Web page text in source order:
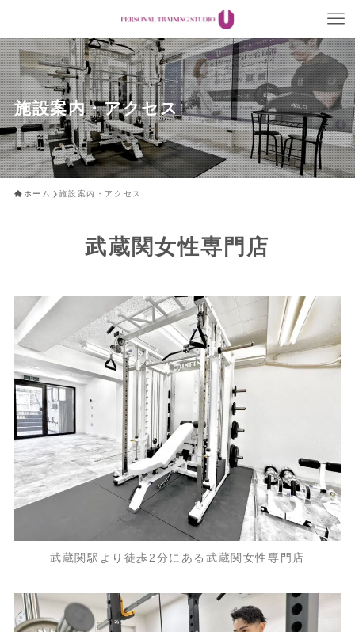
施設案内・アクセス
ホーム 施設案内・アクセス
武蔵関女性専門店
武蔵関駅より徒歩2分にある武蔵関女性専門店